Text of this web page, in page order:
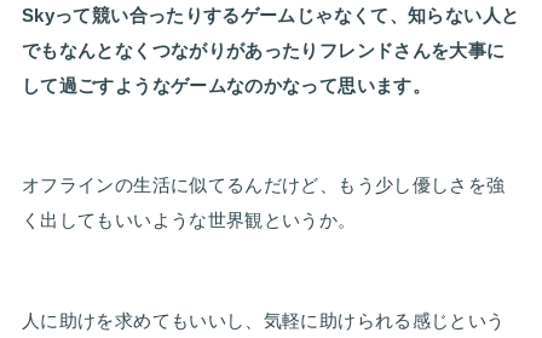
Skyって競い合ったりするゲームじゃなくて、知らない人と
でもなんとなくつながりがあったりフレンドさんを大事に
して過ごすようなゲームなのかなって思います。
オフラインの生活に似てるんだけど、もう少し優しさを強
く出してもいいような世界観というか。
人に助けを求めてもいいし、気軽に助けられる感じという